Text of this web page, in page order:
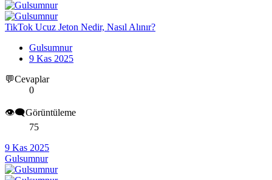
TikTok Ucuz Jeton Nedir, Nasıl Alınır?
Gulsumnur
9 Kas 2025
💬Cevaplar
0
👁️‍🗨️Görüntüleme
75
9 Kas 2025
Gulsumnur